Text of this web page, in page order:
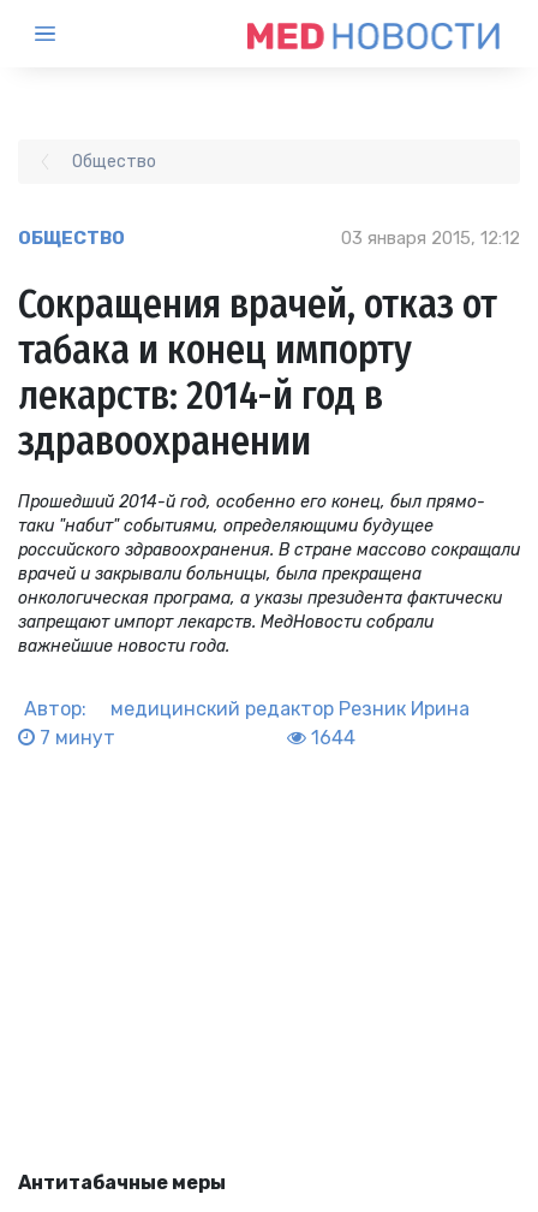
Общество
ОБЩЕСТВО 03 января 2015, 12:12
Сокращения врачей, отказ от
табака и конец импорту
лекарств: 2014-й год в
здравоохранении
Прошедший 2014-й год, особенно его конец, был прямо-
таки "набит" событиями, определяющими будущее
российского здравоохранения. В стране массово сокращали
врачей и закрывали больницы, была прекращена
онкологическая програма, а указы президента фактически
запрещают импорт лекарств. МедНовости собрали
важнейшие новости года.
Автор: медицинский редактор Резник Ирина
7 минут
1644
Антитабачные меры